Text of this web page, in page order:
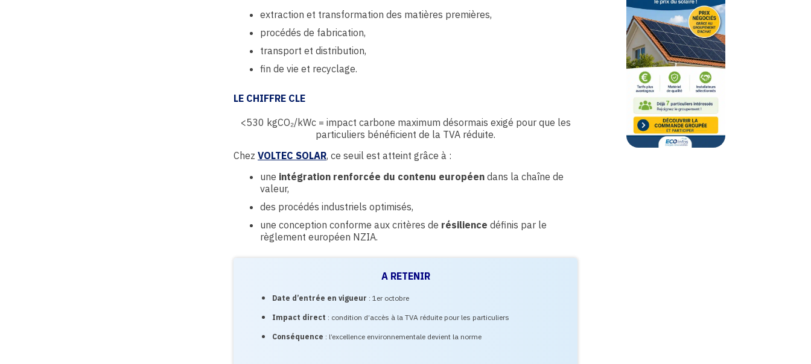
extraction et transformation des matières premières,
procédés de fabrication,
transport et distribution,
fin de vie et recyclage.
LE CHIFFRE CLE
<530 kgCO₂/kWc = impact carbone maximum désormais exigé pour que les
particuliers bénéficient de la TVA réduite.
Chez VOLTEC SOLAR, ce seuil est atteint grâce à :
une intégration renforcée du contenu européen dans la chaîne de
valeur,
des procédés industriels optimisés,
une conception conforme aux critères de résilience définis par le
règlement européen NZIA.
A RETENIR
Date d’entrée en vigueur : 1er octobre
Impact direct : condition d’accès à la TVA réduite pour les particuliers
Conséquence : l’excellence environnementale devient la norme